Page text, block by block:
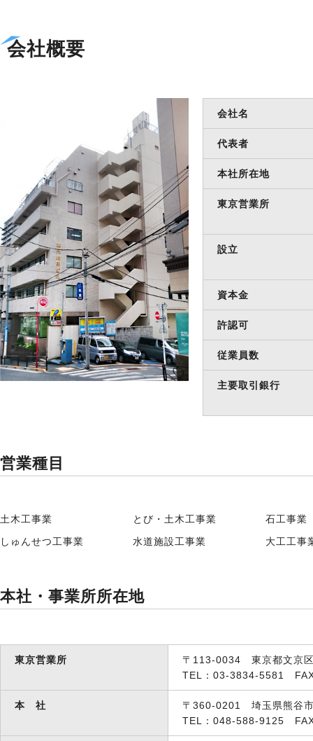
会社概要
会社名
代表者
本社所在地
東京営業所
設立
資本金
許認可
従業員数
主要取引銀行
営業種目
土木工事業 とび・土木工事業
石工事業
しゅんせつ工事業
水道施設工事業 大工工事
本社・事業所所在地
東京営業所
〒113-0034 東京都文京
TEL：03-3834-5581
本 社
〒360-0201 埼玉県熊谷
TEL：048-588-9125